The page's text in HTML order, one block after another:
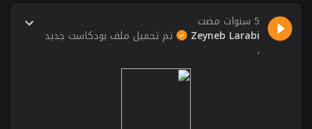
5 سنوات مضت
Zeyneb Larabi تم تحميل ملف بودكاست جديد
،